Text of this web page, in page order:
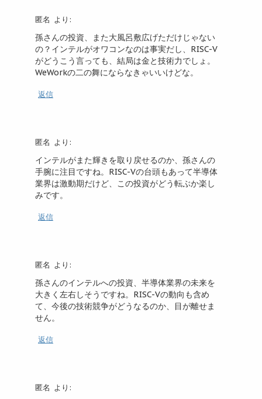
匿名 より:
孫さんの投資、また大風呂敷広げただけじゃない
の？インテルがオワコンなのは事実だし、RISC-V
がどうこう言っても、結局は金と技術力でしょ。
WeWorkの二の舞にならなきゃいいけどな。
返信
匿名 より:
インテルがまた輝きを取り戻せるのか、孫さんの
手腕に注目ですね。RISC-Vの台頭もあって半導体
業界は激動期だけど、この投資がどう転ぶか楽し
みです。
返信
匿名 より:
孫さんのインテルへの投資、半導体業界の未来を
大きく左右しそうですね。RISC-Vの動向も含め
て、今後の技術競争がどうなるのか、目が離せま
せん。
返信
匿名 より: